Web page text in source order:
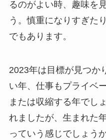
るのがよい時、趣味を
う。慎重になりすぎた
でもあります。
2023年は目標が見つか
い年、仕事もプライベ
または収縮する年でし
れましたが、生まれた
っていう感じでしょう